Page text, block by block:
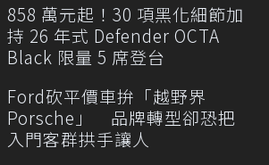
858 萬元起！30 項黑化細節加
持 26 年式 Defender OCTA
Black 限量 5 席登台
Ford砍平價車拚「越野界
Porsche」 品牌轉型卻恐把
入門客群拱手讓人